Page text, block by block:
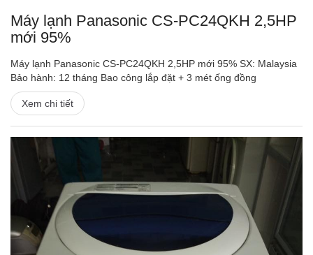
Máy lạnh Panasonic CS-PC24QKH 2,5HP
mới 95%
Máy lạnh Panasonic CS-PC24QKH 2,5HP mới 95% SX: Malaysia
Bảo hành: 12 tháng Bao công lắp đặt + 3 mét ống đồng
Xem chi tiết